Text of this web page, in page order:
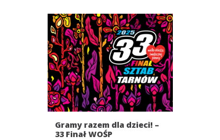
Gramy razem dla dzieci! –
33 Finał WOŚP